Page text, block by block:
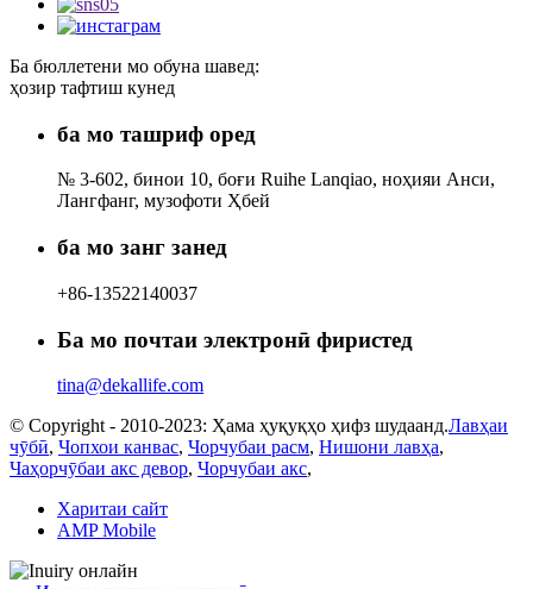
Ба бюллетени мо обуна шавед:
ҳозир тафтиш кунед
ба мо ташриф оред
№ 3-602, бинои 10, боғи Ruihe Lanqiao, ноҳияи Анси,
Лангфанг, музофоти Ҳбей
ба мо занг занед
+86-13522140037
Ба мо почтаи электронӣ фиристед
tina@dekallife.com
© Copyright - 2010-2023: Ҳама ҳуқуқҳо ҳифз шудаанд.Лавҳаи
чӯбӣ, Чопхои канвас, Чорчубаи расм, Нишони лавҳа,
Чаҳорчӯбаи акс девор, Чорчубаи акс,
Харитаи сайт
AMP Mobile